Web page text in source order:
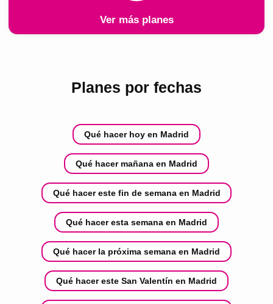
Ver más planes
Planes por fechas
Qué hacer hoy en Madrid
Qué hacer mañana en Madrid
Qué hacer este fin de semana en Madrid
Qué hacer esta semana en Madrid
Qué hacer la próxima semana en Madrid
Qué hacer este San Valentín en Madrid